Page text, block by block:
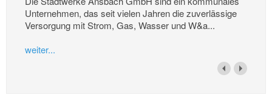
Unternehmen, das seit vielen Jahren die zuverlässige
Versorgung mit Strom, Gas, Wasser und W&a...
weiter...